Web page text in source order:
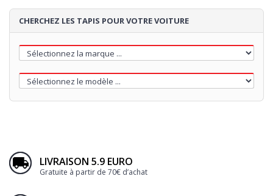
CHERCHEZ LES TAPIS POUR VOTRE VOITURE
LIVRAISON 5.9 EURO
Gratuite à partir de 70€ d’achat